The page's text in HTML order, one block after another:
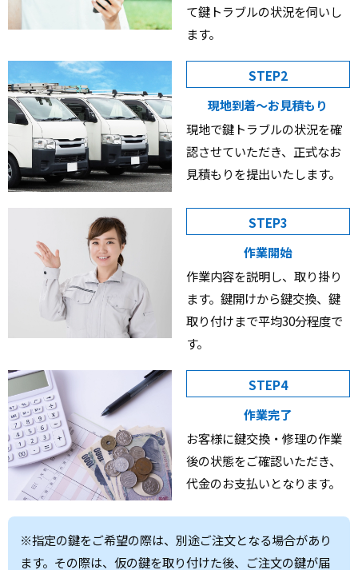
て鍵トラブルの状況を伺いし
ます。
STEP2
現地到着〜お見積もり
現地で鍵トラブルの状況を確
認させていただき、正式なお
見積もりを提出いたします。
STEP3
作業開始
作業内容を説明し、取り掛り
ます。鍵開けから鍵交換、鍵
取り付けまで平均30分程度で
す。
STEP4
作業完了
お客様に鍵交換・修理の作業
後の状態をご確認いただき、
代金のお支払いとなります。
※指定の鍵をご希望の際は、別途ご注文となる場合があり
ます。その際は、仮の鍵を取り付けた後、ご注文の鍵が届